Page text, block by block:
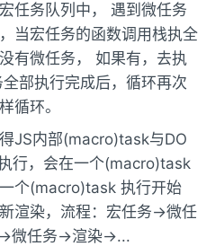
任务队列中， 遇到微任务
当宏任务的函数调用栈执全
有微任务， 如果有，去执
部执行完成后，循环再次
循环。
JS内部(macro)task与DO
行，会在一个(macro)task
个(macro)task 执行开始
渲染，流程：宏任务->微任
微任务->渲染->...